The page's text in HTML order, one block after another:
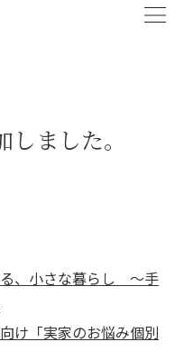
ました。
る、小さな暮らし ～手
け「実家のお悩み個別